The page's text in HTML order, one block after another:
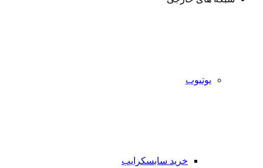
یوتیوب
خرید سابسکرایب